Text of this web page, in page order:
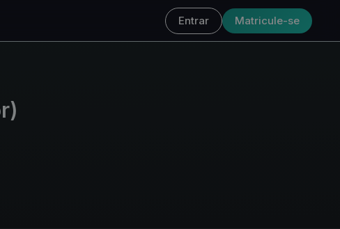
Entrar Matricule-se